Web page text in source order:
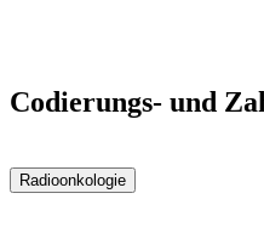
Codierungs- und
Radioonkologie